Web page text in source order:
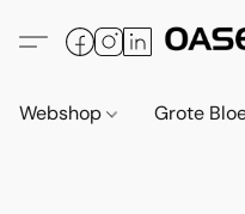
Webshop Grote